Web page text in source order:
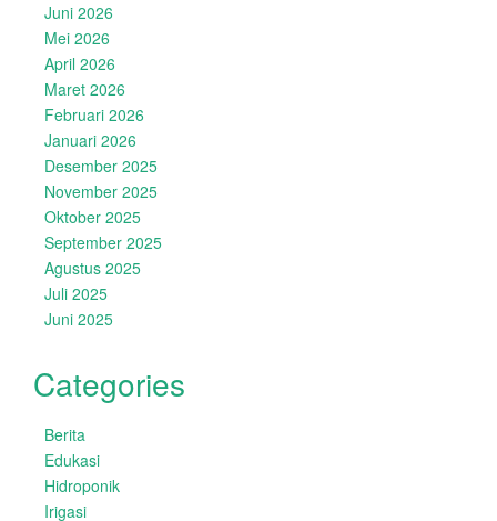
Juni 2026
Mei 2026
April 2026
Maret 2026
Februari 2026
Januari 2026
Desember 2025
November 2025
Oktober 2025
September 2025
Agustus 2025
Juli 2025
Juni 2025
Categories
Berita
Edukasi
Hidroponik
Irigasi